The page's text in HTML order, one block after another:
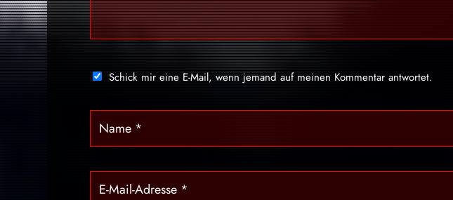
Schick mir eine E-Mail, wenn jemand auf meinen Kommentar antwortet.